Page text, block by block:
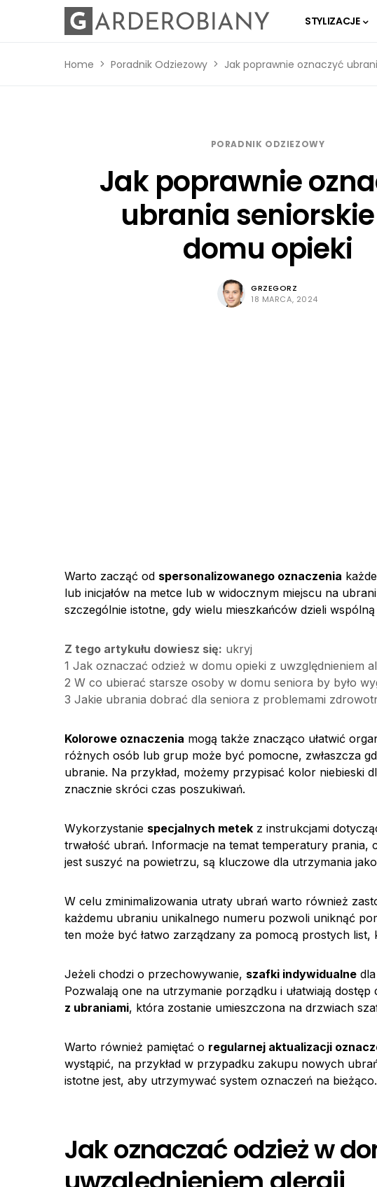
STYLIZACJE
Home Poradnik Odziezowy Jak poprawnie oznaczyć
PORADNIK ODZIEZOWY
Jak poprawnie
ubrania
domu opieki
GRZEGORZ
18 MARCA, 2024
Warto zacząć od spersonalizowanego oznaczenia
lub inicjałów na metce lub w widocznym miejscu na
szczególnie istotne, gdy wielu mieszkańców dzieli
Z tego artykułu dowiesz się: ukryj
1 Jak oznaczać odzież w domu opieki z uwzględnieniem
2 W co ubierać starsze osoby w domu seniora by było
3 Jakie ubrania dobrać dla seniora z problemami
Kolorowe oznaczenia mogą także znacząco ułatwić
różnych osób lub grup może być pomocne, zwłaszcza
ubranie. Na przykład, możemy przypisać kolor niebieski
znacznie skróci czas poszukiwań.
Wykorzystanie specjalnych metek z instrukcjami
trwałość ubrań. Informacje na temat temperatury
jest suszyć na powietrzu, są kluczowe dla utrzymania
W celu zminimalizowania utraty ubrań warto również
każdemu ubraniu unikalnego numeru pozwoli uniknąć
ten może być łatwo zarządzany za pomocą prostych list,
Jeżeli chodzi o przechowywanie, szafki indywidualne
Pozwalają one na utrzymanie porządku i ułatwiają
z ubraniami, która zostanie umieszczona na drzwiach
Warto również pamiętać o regularnej aktualizacji
wystąpić, na przykład w przypadku zakupu nowych
istotne jest, aby utrzymywać system oznaczeń na bieżąco.
Jak oznaczać odzież w